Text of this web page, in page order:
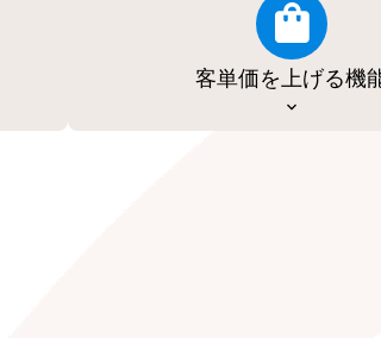
客単価を上げる機